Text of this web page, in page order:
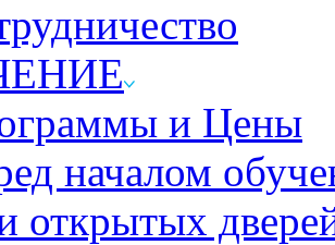
и Цены
началом
открытых